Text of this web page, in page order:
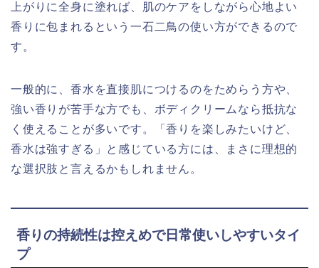
上がりに全身に塗れば、肌のケアをしながら心地よい
香りに包まれるという一石二鳥の使い方ができるので
す。
一般的に、香水を直接肌につけるのをためらう方や、
強い香りが苦手な方でも、ボディクリームなら抵抗な
く使えることが多いです。「香りを楽しみたいけど、
香水は強すぎる」と感じている方には、まさに理想的
な選択肢と言えるかもしれません。
香りの持続性は控えめで日常使いしやすいタイ
プ